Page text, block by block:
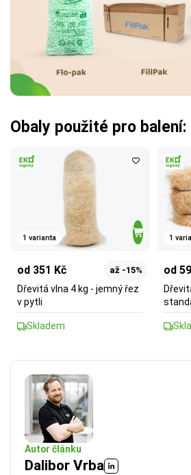
Obaly použité pro balení:
1 varianta
od 351 Kč až -15%
Dřevitá vlna 4 kg - jemný řez
v pytli
Skladem
1
od
Autor článku
Dalibor Vrba